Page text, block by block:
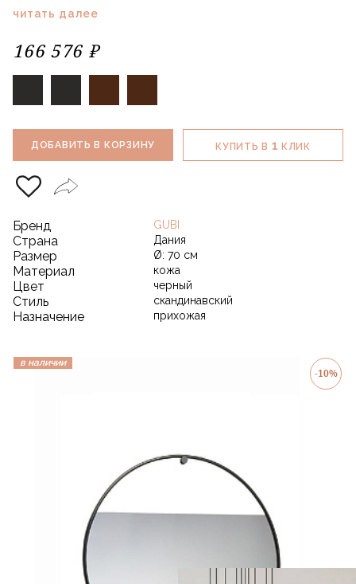
читать далее
166 576 ₽
ДОБАВИТЬ В КОРЗИНУ КУПИТЬ В 1 КЛИК
Бренд GUBI
Страна Дания
Размер Ø: 70 см
Материал кожа
Цвет черный
Стиль скандинавский
Назначение прихожая
в наличии
-10%